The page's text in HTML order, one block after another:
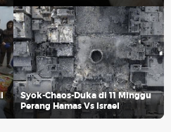
Syok-Chaos-Duka di 11 Minggu
Perang Hamas Vs Israel